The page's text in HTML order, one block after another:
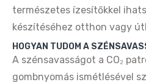
természetes ízesítőkkel
készítéséhez otthon vagy
HOGYAN TUDOM A
A szénsavasságot a CO₂
gombnyomás ismétlésével